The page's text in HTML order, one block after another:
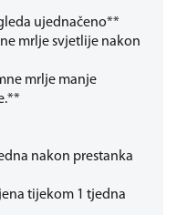
ujednačeno**
mrlje svjetlije nakon
mrlje manje
nakon prestanka
tijekom 1 tjedna